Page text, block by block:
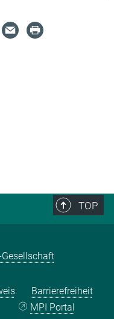
TOP
Barrierefreiheit
MPI Portal